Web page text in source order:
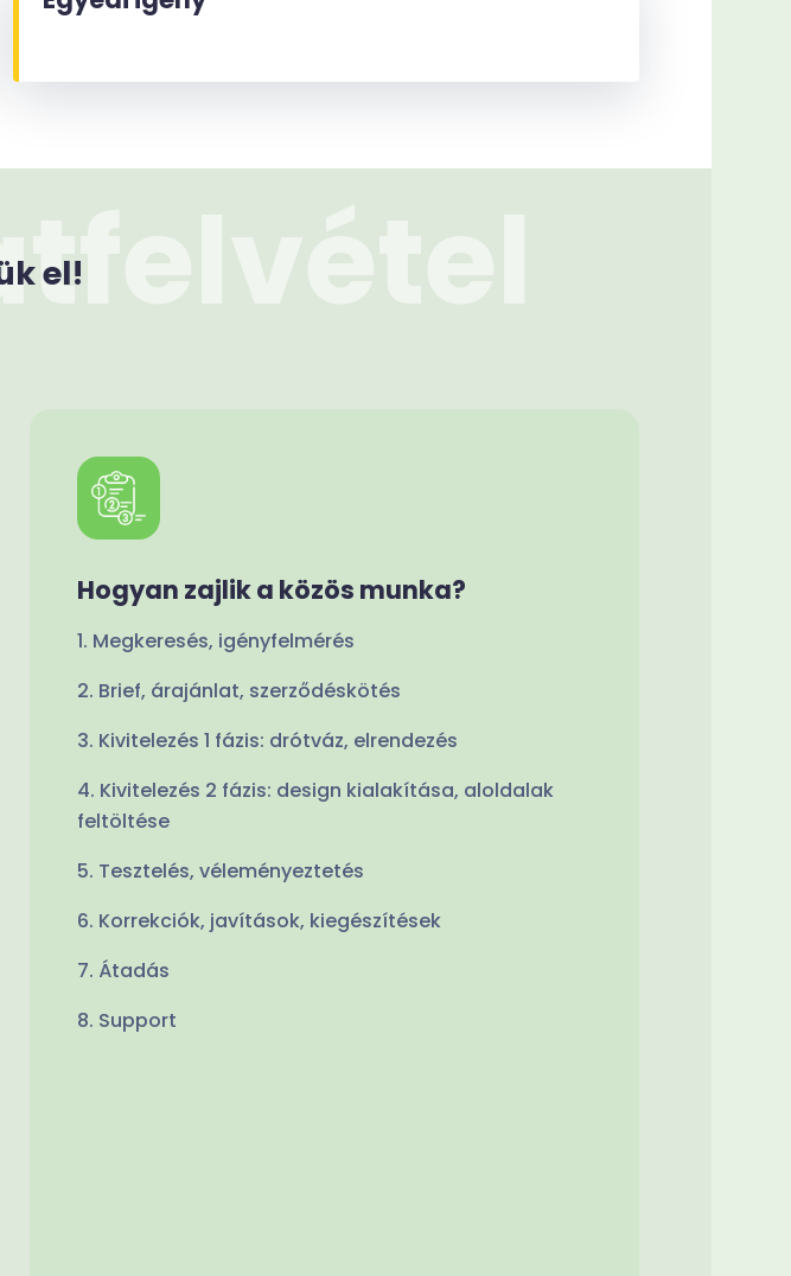
el!
Hogyan zajlik a közös munka?
Megkeresés, igényfelmérés
Brief, árajánlat, szerződéskötés
Kivitelezés 1 fázis: drótváz, elrendezés
Kivitelezés 2 fázis: design kialakítása, aloldalak
feltöltése
Tesztelés, véleményeztetés
Korrekciók, javítások, kiegészítések
Átadás
Support